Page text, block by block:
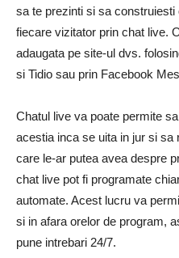
sa te prezinti si sa
fiecare vizitator prin chat live.
adaugata pe site-ul dvs.
si Tidio sau prin Facebook
Chatul live va poate permite
acestia inca se uita in jur si sa
care le-ar putea avea despre
chat live pot fi programate
automate. Acest lucru va
si in afara orelor de program,
pune intrebari 24/7.